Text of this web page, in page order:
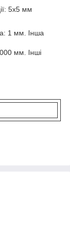
5х5 мм
1 мм. Інша
мм. Інші